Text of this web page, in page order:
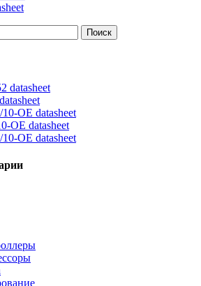
datasheet
OE datasheet
OE datasheet
OE datasheet